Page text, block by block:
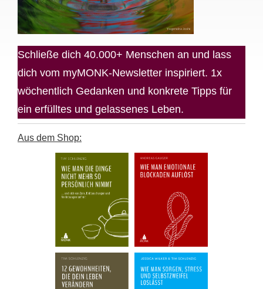
Schließe dich 40.000+ Menschen an und lass
dich vom myMONK-Newsletter inspiriert. 1x
wöchentlich Gedanken und konkrete Tipps für
ein erfülltes und gelassenes Leben.
Aus dem Shop: